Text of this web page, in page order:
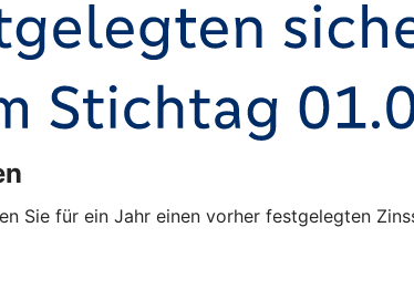
Sie für ein Jahr einen vorher festgelegten